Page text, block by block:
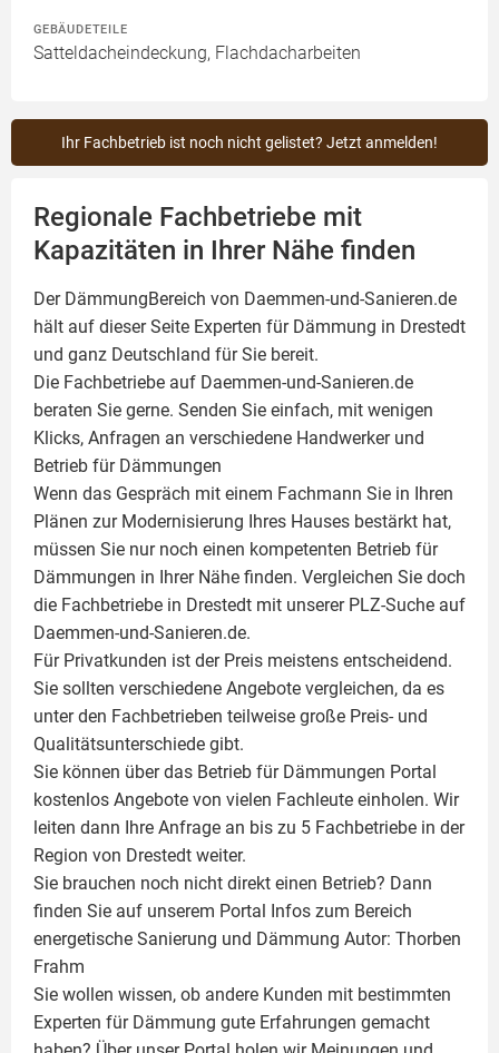
GEBÄUDETEILE
Satteldacheindeckung, Flachdacharbeiten
Ihr Fachbetrieb ist noch nicht gelistet? Jetzt anmelden!
Regionale Fachbetriebe mit
Kapazitäten in Ihrer Nähe finden
Der DämmungBereich von Daemmen-und-Sanieren.de
hält auf dieser Seite Experten für Dämmung in Drestedt
und ganz Deutschland für Sie bereit.
Die Fachbetriebe auf Daemmen-und-Sanieren.de
beraten Sie gerne. Senden Sie einfach, mit wenigen
Klicks, Anfragen an verschiedene Handwerker und
Betrieb für Dämmungen
Wenn das Gespräch mit einem Fachmann Sie in Ihren
Plänen zur Modernisierung Ihres Hauses bestärkt hat,
müssen Sie nur noch einen kompetenten Betrieb für
Dämmungen in Ihrer Nähe finden. Vergleichen Sie doch
die Fachbetriebe in Drestedt mit unserer PLZ-Suche auf
Daemmen-und-Sanieren.de.
Für Privatkunden ist der Preis meistens entscheidend.
Sie sollten verschiedene Angebote vergleichen, da es
unter den Fachbetrieben teilweise große Preis- und
Qualitätsunterschiede gibt.
Sie können über das Betrieb für Dämmungen Portal
kostenlos Angebote von vielen Fachleute einholen. Wir
leiten dann Ihre Anfrage an bis zu 5 Fachbetriebe in der
Region von Drestedt weiter.
Sie brauchen noch nicht direkt einen Betrieb? Dann
finden Sie auf unserem Portal Infos zum Bereich
energetische Sanierung und Dämmung Autor: Thorben
Frahm
Sie wollen wissen, ob andere Kunden mit bestimmten
Experten für Dämmung gute Erfahrungen gemacht